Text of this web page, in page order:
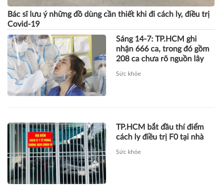
Bác sĩ lưu ý những đồ dùng cần thiết khi đi cách ly, điều trị
Covid-19
Sáng 14-7: TP.HCM ghi
nhận 666 ca, trong đó gồm
208 ca chưa rõ nguồn lây
Sức khỏe
TP.HCM bắt đầu thí điểm
cách ly điều trị F0 tại nhà
Sức khỏe